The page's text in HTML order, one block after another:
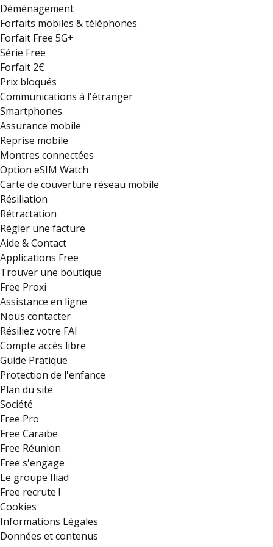
Déménagement
Forfaits mobiles & téléphones
Forfait Free 5G+
Série Free
Forfait 2€
Prix bloqués
Communications à l'étranger
Smartphones
Assurance mobile
Reprise mobile
Montres connectées
Option eSIM Watch
Carte de couverture réseau mobile
Résiliation
Rétractation
Régler une facture
Aide & Contact
Applications Free
Trouver une boutique
Free Proxi
Assistance en ligne
Nous contacter
Résiliez votre FAI
Compte accès libre
Guide Pratique
Protection de l'enfance
Plan du site
Société
Free Pro
Free Caraïbe
Free Réunion
Free s'engage
Le groupe Iliad
Free recrute !
Cookies
Informations Légales
Données et contenus